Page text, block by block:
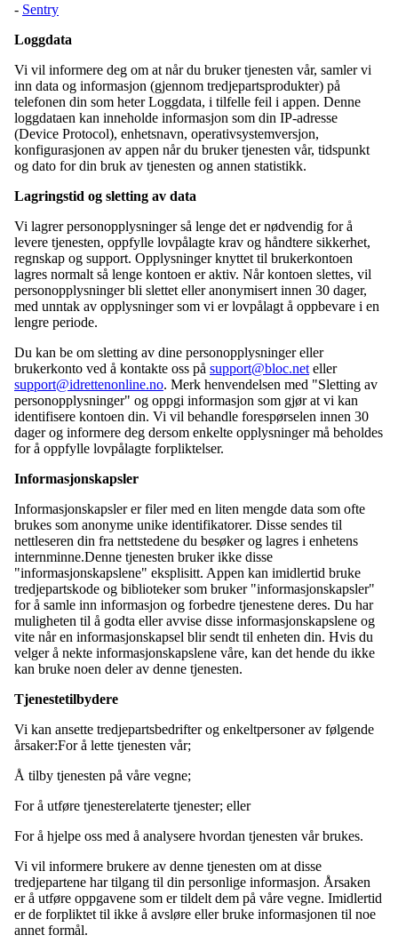
- Sentry
Loggdata
Vi vil informere deg om at når du bruker tjenesten vår, samler vi
inn data og informasjon (gjennom tredjepartsprodukter) på
telefonen din som heter Loggdata, i tilfelle feil i appen. Denne
loggdataen kan inneholde informasjon som din IP-adresse
(Device Protocol), enhetsnavn, operativsystemversjon,
konfigurasjonen av appen når du bruker tjenesten vår, tidspunkt
og dato for din bruk av tjenesten og annen statistikk.
Lagringstid og sletting av data
Vi lagrer personopplysninger så lenge det er nødvendig for å
levere tjenesten, oppfylle lovpålagte krav og håndtere sikkerhet,
regnskap og support. Opplysninger knyttet til brukerkontoen
lagres normalt så lenge kontoen er aktiv. Når kontoen slettes, vil
personopplysninger bli slettet eller anonymisert innen 30 dager,
med unntak av opplysninger som vi er lovpålagt å oppbevare i en
lengre periode.
Du kan be om sletting av dine personopplysninger eller
brukerkonto ved å kontakte oss på support@bloc.net eller
support@idrettenonline.no. Merk henvendelsen med "Sletting av
personopplysninger" og oppgi informasjon som gjør at vi kan
identifisere kontoen din. Vi vil behandle forespørselen innen 30
dager og informere deg dersom enkelte opplysninger må beholdes
for å oppfylle lovpålagte forpliktelser.
Informasjonskapsler
Informasjonskapsler er filer med en liten mengde data som ofte
brukes som anonyme unike identifikatorer. Disse sendes til
nettleseren din fra nettstedene du besøker og lagres i enhetens
internminne.Denne tjenesten bruker ikke disse
"informasjonskapslene" eksplisitt. Appen kan imidlertid bruke
tredjepartskode og biblioteker som bruker "informasjonskapsler"
for å samle inn informasjon og forbedre tjenestene deres. Du har
muligheten til å godta eller avvise disse informasjonskapslene og
vite når en informasjonskapsel blir sendt til enheten din. Hvis du
velger å nekte informasjonskapslene våre, kan det hende du ikke
kan bruke noen deler av denne tjenesten.
Tjenestetilbydere
Vi kan ansette tredjepartsbedrifter og enkeltpersoner av følgende
årsaker:For å lette tjenesten vår;
Å tilby tjenesten på våre vegne;
For å utføre tjenesterelaterte tjenester; eller
For å hjelpe oss med å analysere hvordan tjenesten vår brukes.
Vi vil informere brukere av denne tjenesten om at disse
tredjepartene har tilgang til din personlige informasjon. Årsaken
er å utføre oppgavene som er tildelt dem på våre vegne. Imidlertid
er de forpliktet til ikke å avsløre eller bruke informasjonen til noe
annet formål.